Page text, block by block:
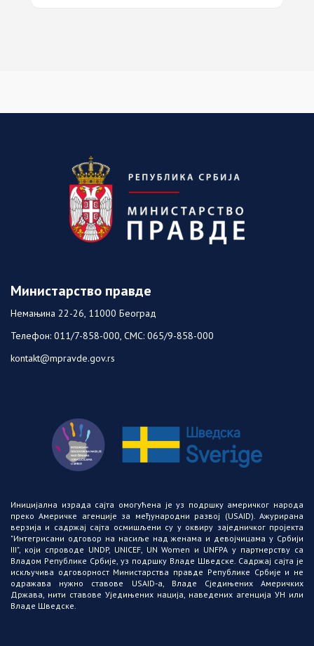
Министарство правде
Немањина 22-26, 11000 Београд
Телефон: 011/7-858-000, СМС: 065/9-858-000
kontakt@mpravde.gov.rs
Иницијална израда сајта омогућена је уз подршку америчког народа
преко Америчке агенције за међународни развој (USAID). Ажурирана
верзија и садржај сајта осмишљени су у оквиру заједничког пројекта
"Интегрисани одговор на насиље над женама и девојчицама у Србији
III", који спроводе UNDP, UNICEF, UN Women и UNFPA у партнерству са
Владом Републике Србије, уз подршку Владе Шведске. Садржај сајта је
искључива одговорност Министарства правде Републике Србије и не
одражава нужно ставове USAID-a, Владе Сједињених Америчких
Држава, нити ставове Уједињених нација, наведених агенција УН или
Владе Шведске.